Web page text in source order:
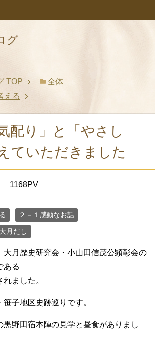
グ
TOP
全体
える
配り」と「やさし
ていただきました
1168PV
２－１感動なお話
月だし
大月歴史研究会・小山田信茂公顕彰会の
ある
ました。
子地区史跡巡りです。
黒野田宿本陣の見学と昼食がありまし